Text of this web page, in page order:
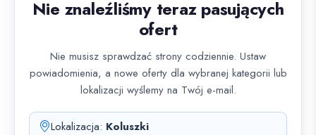
Nie znaleźliśmy teraz pasujących
ofert
Nie musisz sprawdzać strony codziennie. Ustaw
powiadomienia, a nowe oferty dla wybranej kategorii lub
lokalizacji wyślemy na Twój e-mail.
Lokalizacja: Koluszki